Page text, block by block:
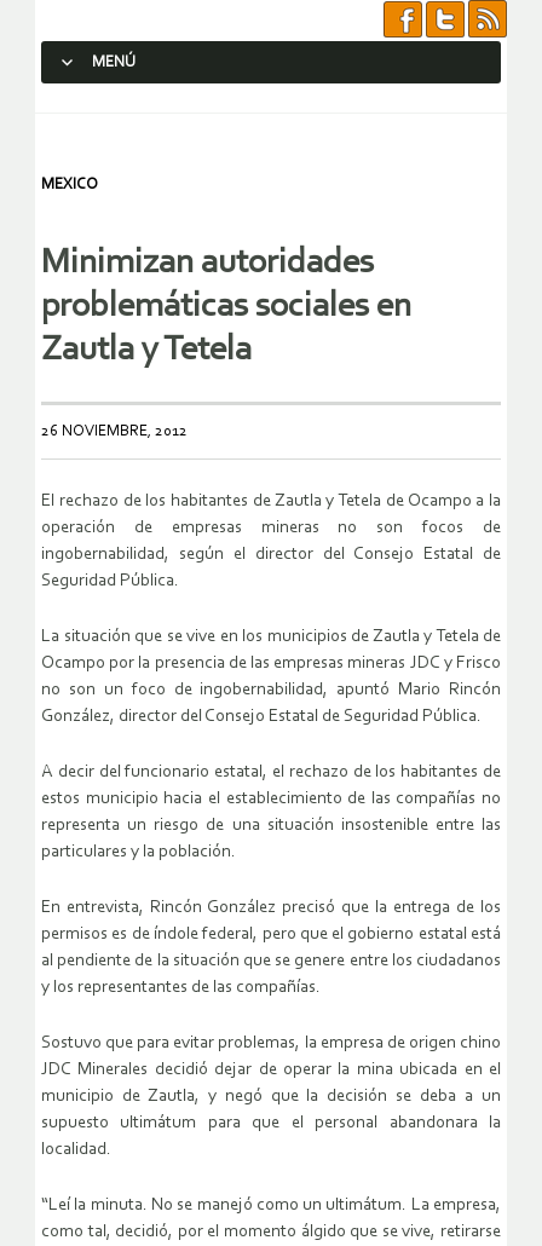
MENÚ
MEXICO
Minimizan autoridades
problemáticas sociales en
Zautla y Tetela
26 NOVIEMBRE, 2012
El rechazo de los habitantes de Zautla y Tetela de Ocampo a la
operación de empresas mineras no son focos de
ingobernabilidad, según el director del Consejo Estatal de
Seguridad Pública.
La situación que se vive en los municipios de Zautla y Tetela de
Ocampo por la presencia de las empresas mineras JDC y Frisco
no son un foco de ingobernabilidad, apuntó Mario Rincón
González, director del Consejo Estatal de Seguridad Pública.
A decir del funcionario estatal, el rechazo de los habitantes de
estos municipio hacia el establecimiento de las compañías no
representa un riesgo de una situación insostenible entre las
particulares y la población.
En entrevista, Rincón González precisó que la entrega de los
permisos es de índole federal, pero que el gobierno estatal está
al pendiente de la situación que se genere entre los ciudadanos
y los representantes de las compañías.
Sostuvo que para evitar problemas, la empresa de origen chino
JDC Minerales decidió dejar de operar la mina ubicada en el
municipio de Zautla, y negó que la decisión se deba a un
supuesto ultimátum para que el personal abandonara la
localidad.
“Leí la minuta. No se manejó como un ultimátum. La empresa,
como tal, decidió, por el momento álgido que se vive, retirarse